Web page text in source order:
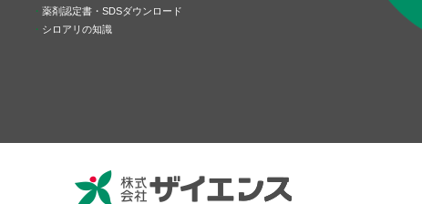
薬剤認定書・SDSダウンロード
シロアリの知識